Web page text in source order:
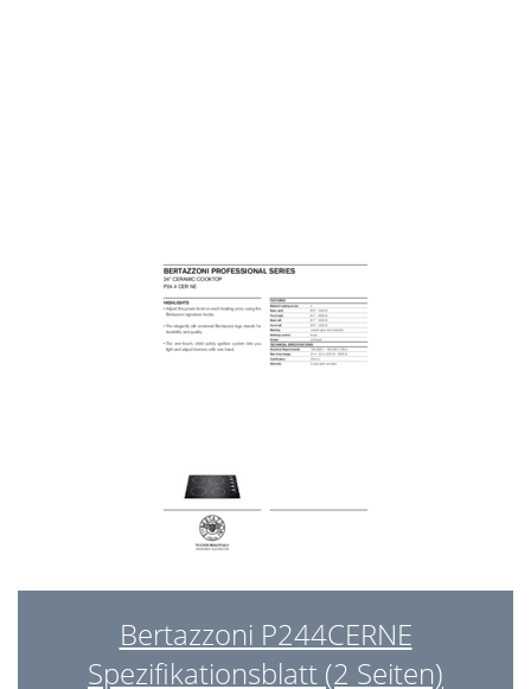
Bertazzoni P244CERNE
Spezifikationsblatt (2 Seiten)